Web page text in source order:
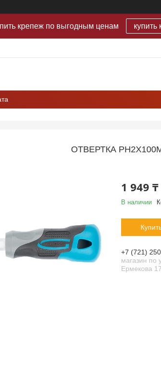
крепеж по выгодным ценам купить
ОТВЕРТКА
1 949 ₸
В наличии
+7 (721)
магазин по
Ермекова 17